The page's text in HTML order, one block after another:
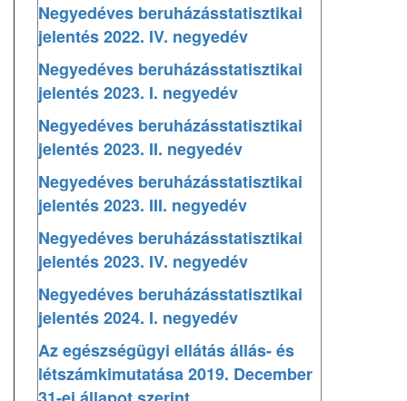
Negyedéves beruházásstatisztikai
jelentés 2022. IV. negyedév
Negyedéves beruházásstatisztikai
jelentés 2023. I. negyedév
Negyedéves beruházásstatisztikai
jelentés 2023. II. negyedév
Negyedéves beruházásstatisztikai
jelentés 2023. III. negyedév
Negyedéves beruházásstatisztikai
jelentés 2023. IV. negyedév
Negyedéves beruházásstatisztikai
jelentés 2024. I. negyedév
Az egészségügyi ellátás állás- és
létszámkimutatása 2019. December